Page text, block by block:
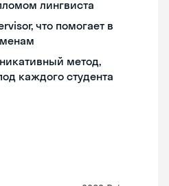
лингвиста
что помогает в
метод,
каждого студента